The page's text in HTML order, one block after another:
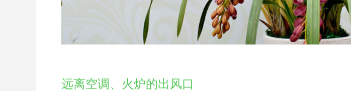
远离空调、火炉的出风口